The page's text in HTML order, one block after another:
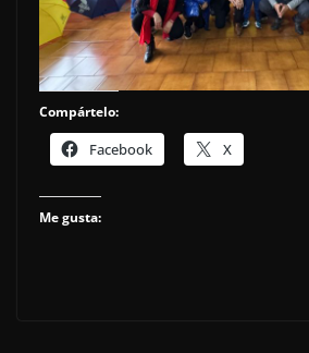
Compártelo:
Facebook X
Me gusta: